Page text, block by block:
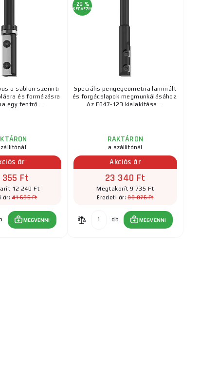
a sablon szerinti
és formázásra
egy fentrő ...
ár
Ft
12 240 Ft
ár:41 595 Ft
MEGVENNI
-29 %
KEDVEZMÉNY
Speciális pengegeometria laminált
és forgácslapok megmunkálásához.
Az F047-123 kialakítása ...
RAKTÁRON
a szállítónál
Akciós ár
23 340 Ft
Megtakarít 9 735 Ft
Eredeti ár:33 075 Ft
db MEGVENNI